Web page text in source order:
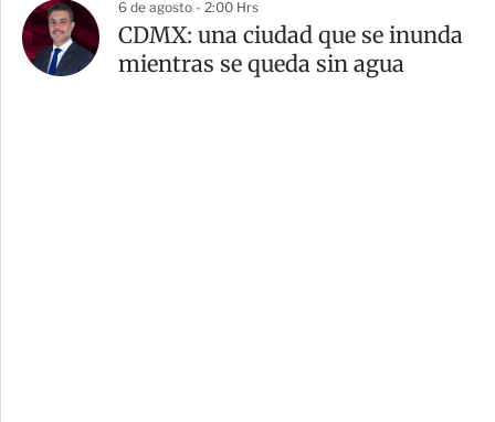
6 de agosto - 2:00 Hrs
CDMX: una ciudad que se inunda
mientras se queda sin agua